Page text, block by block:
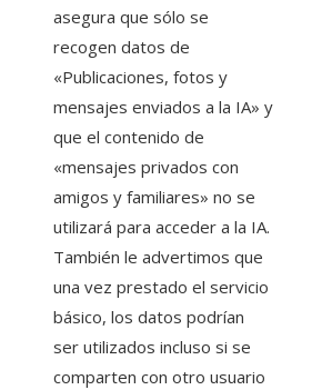
asegura que sólo se
recogen datos de
«Publicaciones, fotos y
mensajes enviados a la IA» y
que el contenido de
«mensajes privados con
amigos y familiares» no se
utilizará para acceder a la IA.
También le advertimos que
una vez prestado el servicio
básico, los datos podrían
ser utilizados incluso si se
comparten con otro usuario